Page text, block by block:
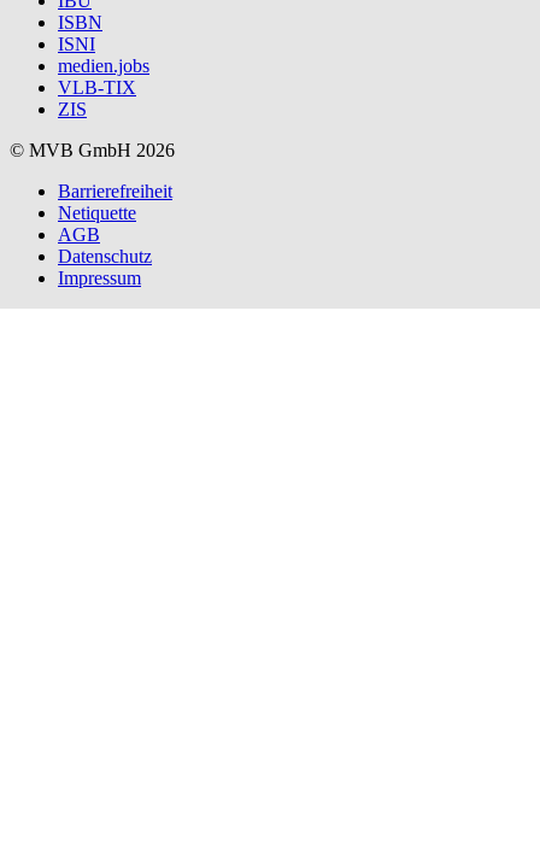
ISBN
ISNI
medien.jobs
VLB-TIX
ZIS
© MVB GmbH 2026
Barrierefreiheit
Netiquette
AGB
Datenschutz
Impressum